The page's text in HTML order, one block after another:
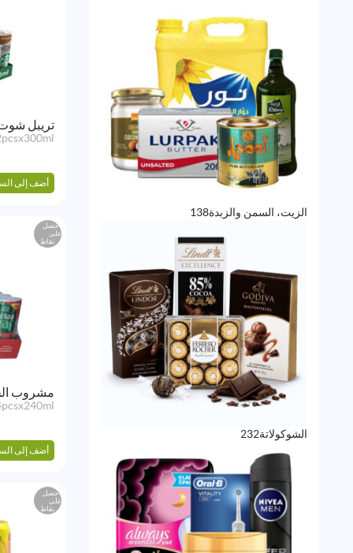
الزيت، السمن والزبدة138
138
الشوكولاتة232
232
تريبل
أضف إلى
احصل
على
نقاط
مشروب
أضف إلى
احصل
على
نقاط